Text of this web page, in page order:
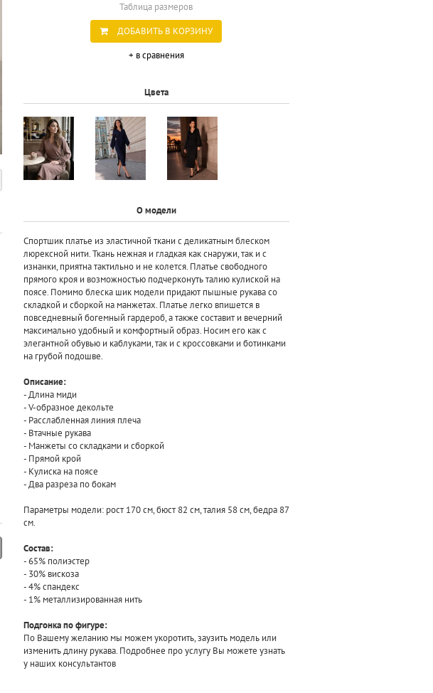
Таблица размеров
ДОБАВИТЬ В КОРЗИНУ
+ в сравнения
Цвета
О модели
Спортшик платье из эластичной ткани с деликатным блеском
люрексной нити. Ткань нежная и гладкая как снаружи, так и с
изнанки, приятна тактильно и не колется. Платье свободного
прямого кроя и возможностью подчерконуть талию кулиской на
поясе. Помимо блеска шик модели придают пышные рукава со
складкой и сборкой на манжетах. Платье легко впишется в
повседневный богемный гардероб, а также составит и вечерний
максимально удобный и комфортный образ. Носим его как с
элегантной обувью и каблуками, так и с кроссовками и ботинками
на грубой подошве.
Описание:
- Длина миди
- V-образное декольте
- Расслабленная линия плеча
- Втачные рукава
- Манжеты со складками и сборкой
- Прямой крой
- Кулиска на поясе
- Два разреза по бокам
Параметры модели: рост 170 см, бюст 82 см, талия 58 см, бедра 87
см.
Состав:
- 65% полиэстер
- 30% вискоза
- 4% спандекс
- 1% металлизированная нить
Подгонка по фигуре:
По Вашему желанию мы можем укоротить, заузить модель или
изменить длину рукава. Подробнее про услугу Вы можете узнать
у наших консультантов